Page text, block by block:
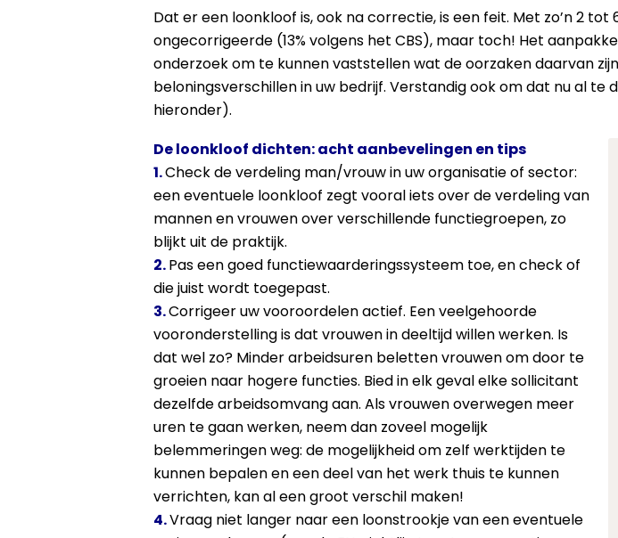
Dat er een loonkloof is, ook na correctie, is een feit. Met zo’n 2
ongecorrigeerde (13% volgens het CBS), maar toch! Het
onderzoek om te kunnen vaststellen wat de oorzaken daarvan
beloningsverschillen in uw bedrijf. Verstandig ook om dat nu al
hieronder).
De loonkloof dichten: acht aanbevelingen en tips
1.Check de verdeling man/vrouw in uw organisatie of sector:
een eventuele loonkloof zegt vooral iets over de verdeling van
mannen en vrouwen over verschillende functiegroepen, zo
blijkt uit de praktijk.
2.Pas een goed functiewaarderingssysteem toe, en check of
die juist wordt toegepast.
3.Corrigeer uw vooroordelen actief. Een veelgehoorde
vooronderstelling is dat vrouwen in deeltijd willen werken. Is
dat wel zo? Minder arbeidsuren beletten vrouwen om door te
groeien naar hogere functies. Bied in elk geval elke sollicitant
dezelfde arbeidsomvang aan. Als vrouwen overwegen meer
uren te gaan werken, neem dan zoveel mogelijk
belemmeringen weg: de mogelijkheid om zelf werktijden te
kunnen bepalen en een deel van het werk thuis te kunnen
verrichten, kan al een groot verschil maken!
4.Vraag niet langer naar een loonstrookje van een eventuele